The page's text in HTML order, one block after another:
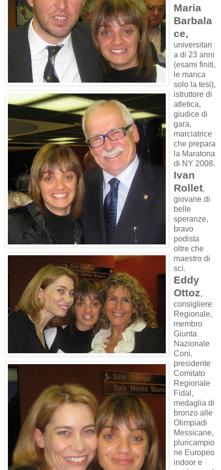
Maria
Barbala
ce,
universitari
a di 23 anni
(esami finiti,
le manca
solo la tesi),
istruttore di
atletica,
giudice di
gara,
marciatrice
che prepara
la Maratona
di NY 2008.
Ivan
Rollet,
giovane di
belle
speranze,
bravo
podista
oltre che
maestro di
scì.
Eddy
Ottoz,
consigliere
Regionale,
membro
Giunta
Nazionale
Coni,
presidente
Comitato
Regionale
Fidal,
medaglia di
bronzo alle
Olimpiadi
Messicane,
pluricampio
ne Europeo
indoor e